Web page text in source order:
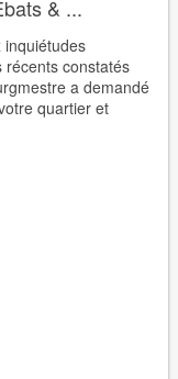
& ...
inquiétudes
récents constatés
a demandé
quartier et